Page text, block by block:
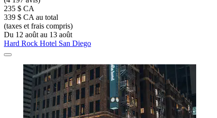
235 $ CA
339 $ CA au total
(taxes et frais compris)
Du 12 août au 13 août
Hard Rock Hotel San Diego